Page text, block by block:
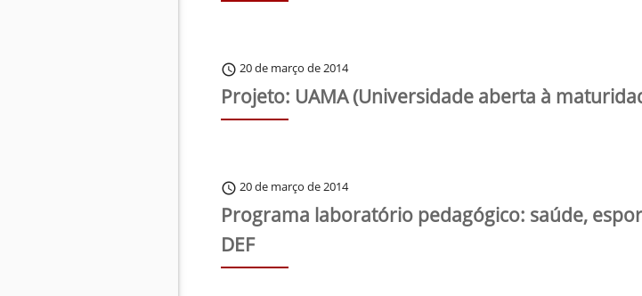
schedule 20 de março de 2014
Projeto: UAMA (Universidade aberta à
schedule 20 de março de 2014
Programa laboratório pedagógico: saúde,
DEF